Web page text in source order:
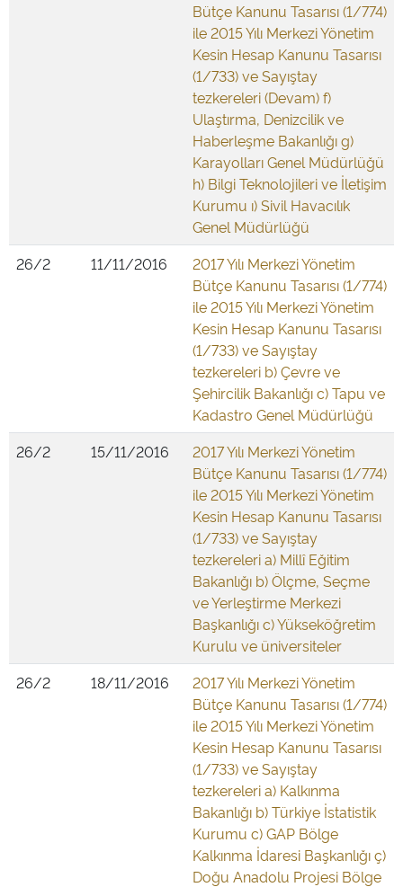
Bütçe Kanunu Tasarısı (1/774)
ile 2015 Yılı Merkezi Yönetim
Kesin Hesap Kanunu Tasarısı
(1/733) ve Sayıştay
tezkereleri (Devam) f)
Ulaştırma, Denizcilik ve
Haberleşme Bakanlığı g)
Karayolları Genel Müdürlüğü
h) Bilgi Teknolojileri ve İletişim
Kurumu ı) Sivil Havacılık
Genel Müdürlüğü
26/2
11/11/2016
2017 Yılı Merkezi Yönetim
Bütçe Kanunu Tasarısı (1/774)
ile 2015 Yılı Merkezi Yönetim
Kesin Hesap Kanunu Tasarısı
(1/733) ve Sayıştay
tezkereleri b) Çevre ve
Şehircilik Bakanlığı c) Tapu ve
Kadastro Genel Müdürlüğü
26/2
15/11/2016
2017 Yılı Merkezi Yönetim
Bütçe Kanunu Tasarısı (1/774)
ile 2015 Yılı Merkezi Yönetim
Kesin Hesap Kanunu Tasarısı
(1/733) ve Sayıştay
tezkereleri a) Millî Eğitim
Bakanlığı b) Ölçme, Seçme
ve Yerleştirme Merkezi
Başkanlığı c) Yükseköğretim
Kurulu ve üniversiteler
26/2
18/11/2016
2017 Yılı Merkezi Yönetim
Bütçe Kanunu Tasarısı (1/774)
ile 2015 Yılı Merkezi Yönetim
Kesin Hesap Kanunu Tasarısı
(1/733) ve Sayıştay
tezkereleri a) Kalkınma
Bakanlığı b) Türkiye İstatistik
Kurumu c) GAP Bölge
Kalkınma İdaresi Başkanlığı ç)
Doğu Anadolu Projesi Bölge